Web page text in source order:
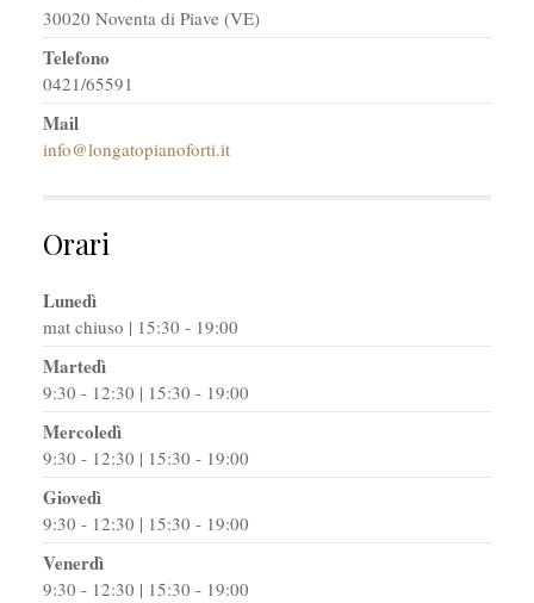
30020 Noventa di Piave (VE)
Telefono
0421/65591
Mail
info@longatopianoforti.it
Orari
Lunedì
mat chiuso | 15:30 - 19:00
Martedì
9:30 - 12:30 | 15:30 - 19:00
Mercoledì
9:30 - 12:30 | 15:30 - 19:00
Giovedì
9:30 - 12:30 | 15:30 - 19:00
Venerdì
9:30 - 12:30 | 15:30 - 19:00